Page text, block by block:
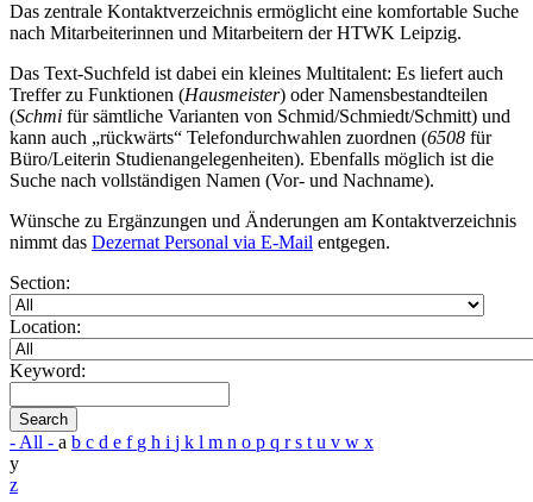
Das zentrale Kontaktverzeichnis ermöglicht eine komfortable Suche
nach Mitarbeiterinnen und Mitarbeitern der HTWK Leipzig.
Das Text-Suchfeld ist dabei ein kleines Multitalent: Es liefert auch
Treffer zu Funktionen (Hausmeister) oder Namensbestandteilen
(Schmi für sämtliche Varianten von Schmid/Schmiedt/Schmitt) und
kann auch „rückwärts“ Telefondurchwahlen zuordnen (6508 für
Büro/Leiterin Studienangelegenheiten). Ebenfalls möglich ist die
Suche nach vollständigen Namen (Vor- und Nachname).
Wünsche zu Ergänzungen und Änderungen am Kontaktverzeichnis
nimmt das Dezernat Personal via E-Mail entgegen.
Section:
Location:
Keyword:
Search
- All - a b c d e f g h i j k l m n o p q rs t u v w x
y
z